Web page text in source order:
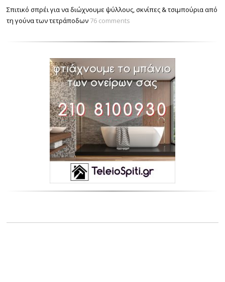
Σπιτικό σπρέι για να διώχνουμε ψύλλους, σκνίπες & τσιμπούρια από
τη γούνα των τετράποδων 76 comments